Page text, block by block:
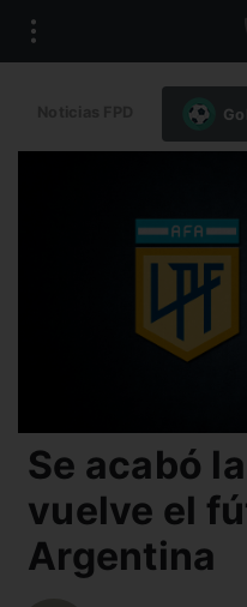
Se acabó
vuelve el
Argentina